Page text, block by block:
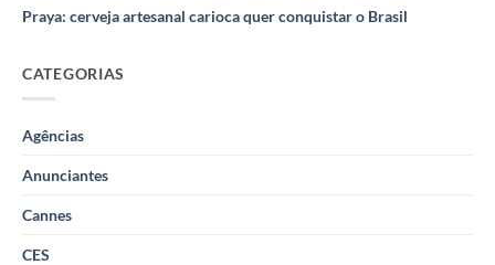
Praya: cerveja artesanal carioca quer conquistar o Brasil
CATEGORIAS
Agências
Anunciantes
Cannes
CES